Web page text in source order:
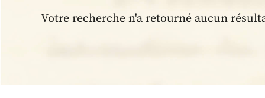
Votre recherche n'a retourné aucun